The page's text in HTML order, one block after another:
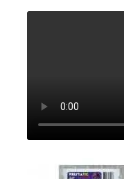
gegen
Ratten